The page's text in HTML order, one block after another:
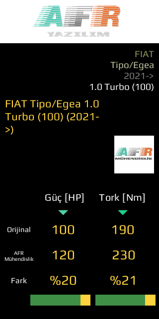
FIAT
Tipo/Egea
2021->
1.0 Turbo (100)
FIAT Tipo/Egea 1.0
Turbo (100) (2021-
>)
Güç [HP] Tork [Nm]
Orijinal 100 190
AFR
Mühendislik
120 230
Fark %20 %21